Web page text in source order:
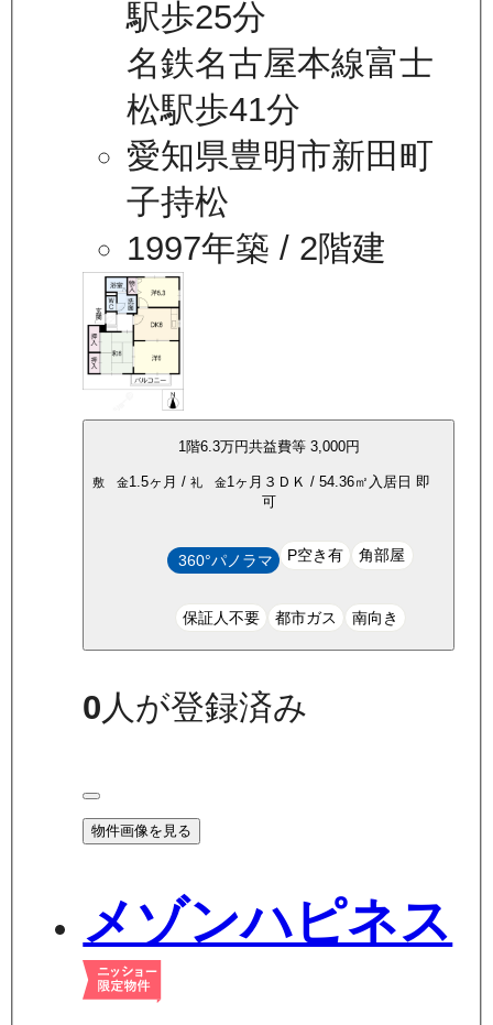
駅歩25分
名鉄名古屋本線富士
松駅歩41分
愛知県豊明市新田町
子持松
1997年築 / 2階建
1階6.3万円共益費等 3,000円
敷 金1.5ヶ月 / 礼 金1ヶ月 ３ＤＫ / 54.36㎡ 入居日 即
可
360°パノラマ P空き有 角部屋
保証人不要 都市ガス 南向き
0 人が登録済み
物件画像を見る
メゾンハピネス